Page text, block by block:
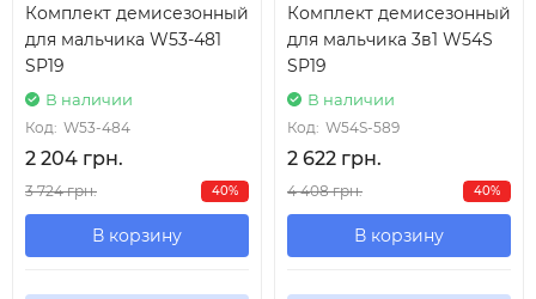
Комплект демисезонный
для мальчика W53-481
SP19
В наличии
Код: W53-484
2 204 грн.
3 724 грн. 40%
В корзину
Комплект демисезонный
для мальчика 3в1 W54S
SP19
В наличии
Код: W54S-589
2 622 грн.
4 408 грн. 40%
В корзину